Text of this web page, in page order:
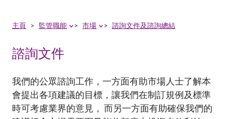
本會簡介
監管職能
規則及標準
資料庫
主頁 監管職能 市場 諮詢文件及諮詢總結
諮詢文件
我們的公眾諮詢工作，一方面有助市場人士了解本
會提出各項建議的目標，讓我們在制訂規例及標準
時可考慮業界的意見， 而另一方面有助確保我們的